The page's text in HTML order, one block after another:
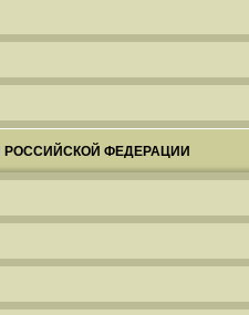
ФЕДЕРАЦИИ